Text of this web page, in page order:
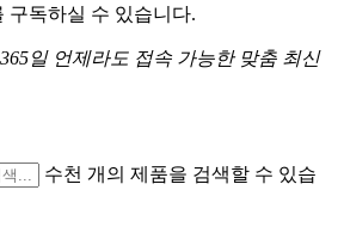
구독하실 수 있습니다.
일 언제라도 접속 가능한 맞춤 최신
수천 개의 제품을 검색할 수 있습